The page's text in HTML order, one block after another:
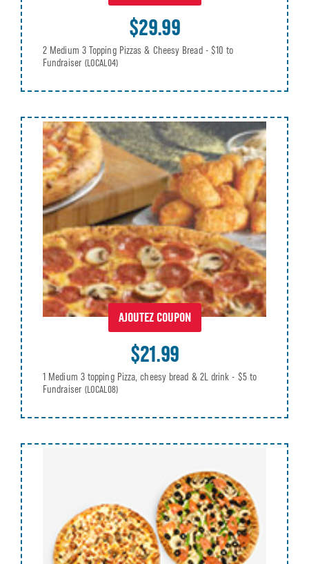
$29.99
2 Medium 3 Topping Pizzas & Cheesy Bread - $10 to
Fundraiser (LOCAL04)
AJOUTEZ COUPON
$21.99
1 Medium 3 topping Pizza, cheesy bread & 2L drink - $5 to
Fundraiser (LOCAL08)